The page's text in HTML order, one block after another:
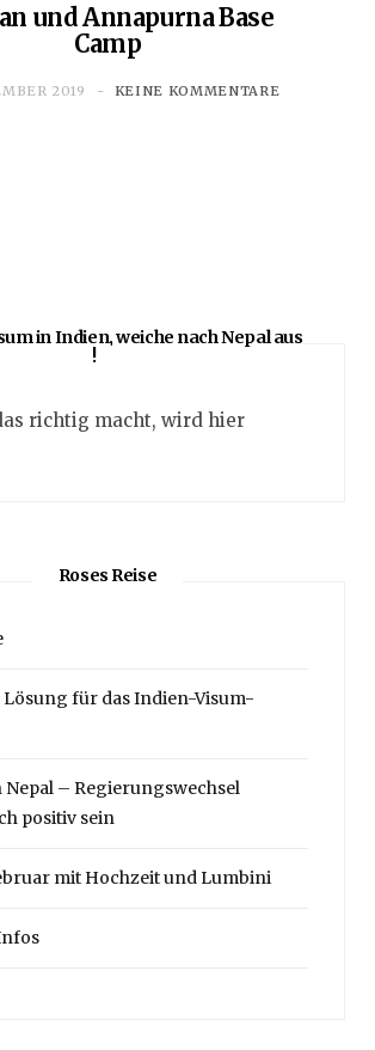
und Annapurna Base
Camp
2019 KEINE KOMMENTARE
in Indien, weiche nach Nepal aus
!
richtig macht, wird hier
Roses Reise
Lösung für das Indien-Visum-
Nepal – Regierungswechsel
positiv sein
mit Hochzeit und Lumbini